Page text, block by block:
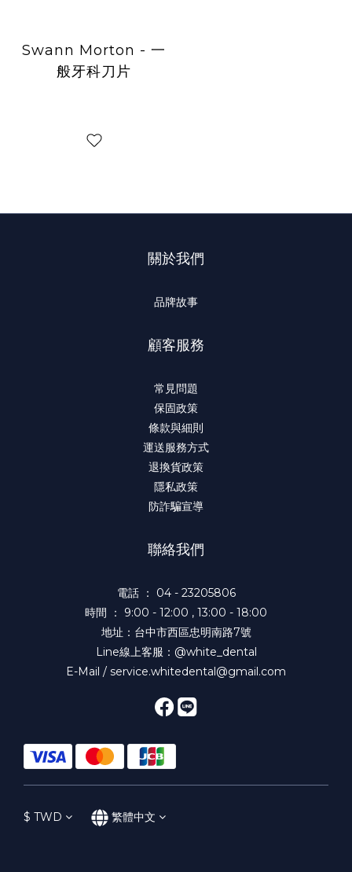
Swann Morton - 一
般牙科刀片
關於我們
品牌故事
顧客服務
常見問題
保固政策
條款與細則
運送服務方式
退換貨政策
隱私政策
防詐騙宣導
聯絡我們
電話 ： 04 - 23205806
時間 ： 9:00 - 12:00 , 13:00 - 18:00
地址：台中市西區忠明南路7號
Line線上客服：@white_dental
E-Mail / service.whitedental@gmail.com
$ TWD 繁體中文